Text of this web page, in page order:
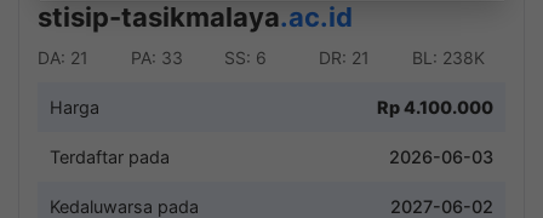
stisip-tasikmalaya.ac.id
DA: 21 PA: 33 SS: 6 DR: 21 BL: 238K
Harga Rp 4.100.000
Terdaftar pada 2026-06-03
Kedaluwarsa pada 2027-06-02